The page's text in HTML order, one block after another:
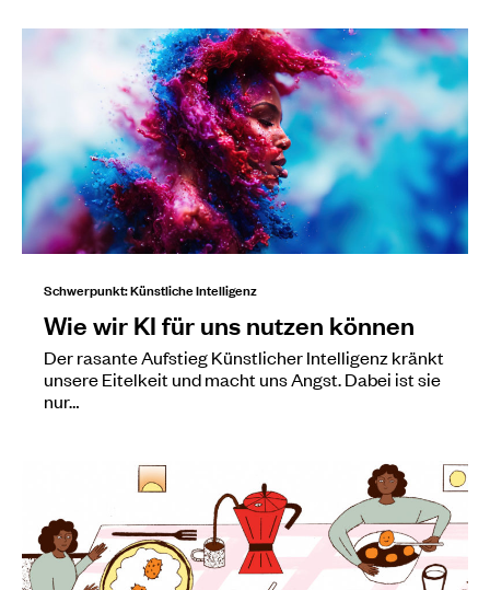
Schwerpunkt: Künstliche Intelligenz
Wie wir KI für uns nutzen können
Der rasante Aufstieg Künstlicher Intelligenz kränkt
unsere Eitelkeit und macht uns Angst. Dabei ist sie
nur…